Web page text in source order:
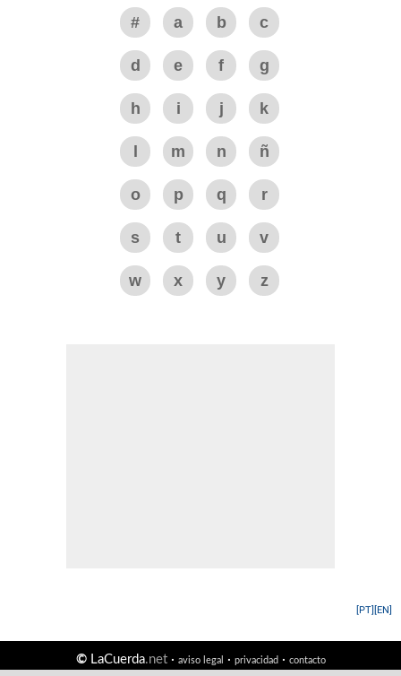
# a b c
d e f g
h i j k
m n ñ
o p q r
s t u v
w x y z
[EN]
[PT]
©LaCuerda.net· aviso legal · privacidad· contacto